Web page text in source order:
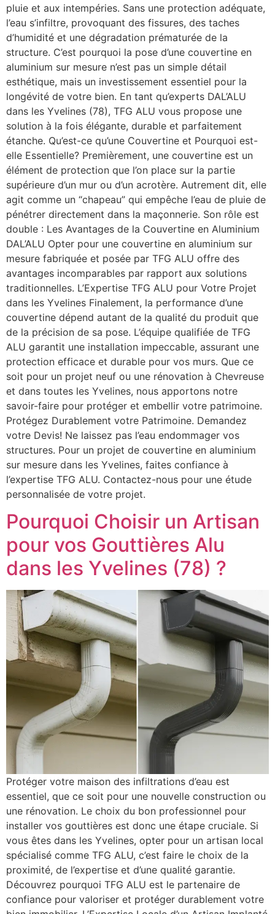
pluie et aux intempéries. Sans une protection adéquate,
l’eau s’infiltre, provoquant des fissures, des taches
d’humidité et une dégradation prématurée de la
structure. C’est pourquoi la pose d’une couvertine en
aluminium sur mesure n’est pas un simple détail
esthétique, mais un investissement essentiel pour la
longévité de votre bien. En tant qu’experts DAL’ALU
dans les Yvelines (78), TFG ALU vous propose une
solution à la fois élégante, durable et parfaitement
étanche. Qu’est-ce qu’une Couvertine et Pourquoi est-
elle Essentielle? Premièrement, une couvertine est un
élément de protection que l’on place sur la partie
supérieure d’un mur ou d’un acrotère. Autrement dit, elle
agit comme un “chapeau” qui empêche l’eau de pluie de
pénétrer directement dans la maçonnerie. Son rôle est
double : Les Avantages de la Couvertine en Aluminium
DAL’ALU Opter pour une couvertine en aluminium sur
mesure fabriquée et posée par TFG ALU offre des
avantages incomparables par rapport aux solutions
traditionnelles. L’Expertise TFG ALU pour Votre Projet
dans les Yvelines Finalement, la performance d’une
couvertine dépend autant de la qualité du produit que
de la précision de sa pose. L’équipe qualifiée de TFG
ALU garantit une installation impeccable, assurant une
protection efficace et durable pour vos murs. Que ce
soit pour un projet neuf ou une rénovation à Chevreuse
et dans toutes les Yvelines, nous apportons notre
savoir-faire pour protéger et embellir votre patrimoine.
Protégez Durablement votre Patrimoine. Demandez
votre Devis! Ne laissez pas l’eau endommager vos
structures. Pour un projet de couvertine en aluminium
sur mesure dans les Yvelines, faites confiance à
l’expertise TFG ALU. Contactez-nous pour une étude
personnalisée de votre projet.
Pourquoi Choisir un Artisan
pour vos Gouttières Alu
dans les Yvelines (78) ?
Protéger votre maison des infiltrations d’eau est
essentiel, que ce soit pour une nouvelle construction ou
une rénovation. Le choix du bon professionnel pour
installer vos gouttières est donc une étape cruciale. Si
vous êtes dans les Yvelines, opter pour un artisan local
spécialisé comme TFG ALU, c’est faire le choix de la
proximité, de l’expertise et d’une qualité garantie.
Découvrez pourquoi TFG ALU est le partenaire de
confiance pour valoriser et protéger durablement votre